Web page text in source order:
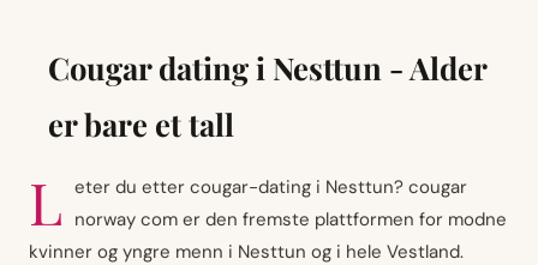
Cougar dating i Nesttun - Alder
er bare et tall
L eter du etter cougar-dating i Nesttun? cougar
norway com er den fremste plattformen for modne
kvinner og yngre menn i Nesttun og i hele Vestland.